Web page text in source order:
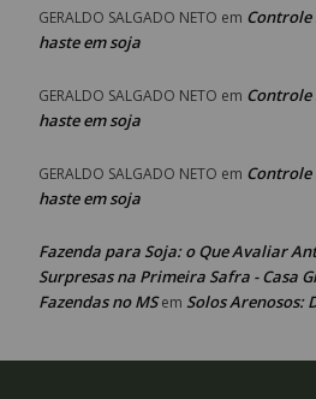
GERALDO SALGADO NETO em Controle
haste em soja
GERALDO SALGADO NETO em Controle
haste em soja
GERALDO SALGADO NETO em Controle
haste em soja
Fazenda para Soja: o Que Avaliar
Surpresas na Primeira Safra - Casa
Fazendas no MSem Solos Arenosos: